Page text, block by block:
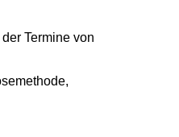
Termine von